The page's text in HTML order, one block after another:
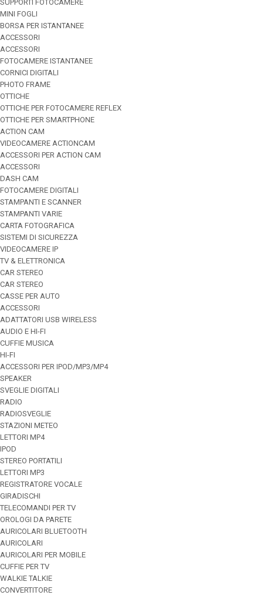
SUPPORTI FOTOCAMERE
MINI FOGLI
BORSA PER ISTANTANEE
ACCESSORI
ACCESSORI
FOTOCAMERE ISTANTANEE
CORNICI DIGITALI
PHOTO FRAME
OTTICHE
OTTICHE PER FOTOCAMERE REFLEX
OTTICHE PER SMARTPHONE
ACTION CAM
VIDEOCAMERE ACTIONCAM
ACCESSORI PER ACTION CAM
ACCESSORI
DASH CAM
FOTOCAMERE DIGITALI
STAMPANTI E SCANNER
STAMPANTI VARIE
CARTA FOTOGRAFICA
SISTEMI DI SICUREZZA
VIDEOCAMERE IP
TV & ELETTRONICA
CAR STEREO
CAR STEREO
CASSE PER AUTO
ACCESSORI
ADATTATORI USB WIRELESS
AUDIO E HI-FI
CUFFIE MUSICA
HI-FI
ACCESSORI PER IPOD/MP3/MP4
SPEAKER
SVEGLIE DIGITALI
RADIO
RADIOSVEGLIE
STAZIONI METEO
LETTORI MP4
IPOD
STEREO PORTATILI
LETTORI MP3
REGISTRATORE VOCALE
GIRADISCHI
TELECOMANDI PER TV
OROLOGI DA PARETE
AURICOLARI BLUETOOTH
AURICOLARI
AURICOLARI PER MOBILE
CUFFIE PER TV
WALKIE TALKIE
CONVERTITORE